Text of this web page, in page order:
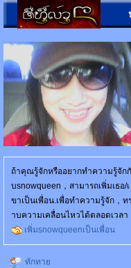
ถ้าคุณรู้จักหรืออยากทำความรู้จักกั
บsnowqueen，สามารถเพิ่มเธอ/เ
ขาเป็นเพื่อน.เพื่อทำความรู้จัก，ท
าบความเคลื่อนไหวได้ตลอดเวลา
เพิ่มsnowqueenเป็นเพื่อน
ทักทาย